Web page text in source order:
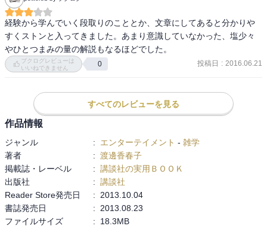
経験から学んでいく段取りのこととか、文章にしてあると分かりや
すくストンと入ってきました。あまり意識していなかった、塩少々
やひとつまみの量の解説もなるほどでした。
ブクログレビューは
いいねできません
0 投稿日 : 2016.06.21
すべてのレビューを見る
作品情報
ジャンル : エンターテイメント - 雑学
著者
: 渡邊香春子
掲載誌・レーベル
: 講談社の実用ＢＯＯＫ
出版社
: 講談社
Reader Store発売日
:
2013.10.04
書誌発売日
:
2013.08.23
ファイルサイズ
: 18.3MB